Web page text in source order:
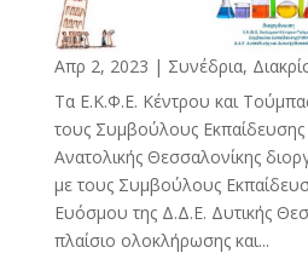
Απρ 2, 2023 | Συνέδρια,
Τα Ε.Κ.Φ.Ε. Κέντρου και
τους Συμβούλους
Ανατολικής Θεσσαλονίκης
με τους Συμβούλους
Ευόσμου της Δ.Δ.Ε. Δυτικής
πλαίσιο ολοκλήρωσης και...